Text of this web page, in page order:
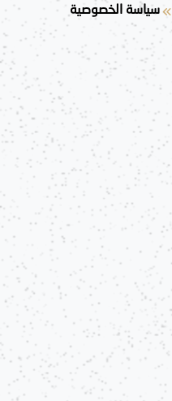
سياسة الخصوصية